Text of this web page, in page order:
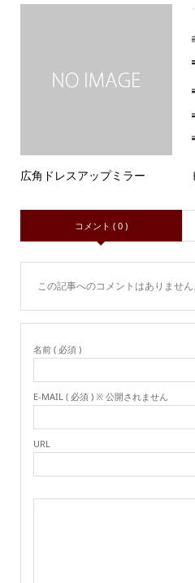
広角ドレスアップミラー
コメント ( 0 )
この記事へのコメントはありません
名前 ( 必須 )
E-MAIL ( 必須 ) ※ 公開されません
URL